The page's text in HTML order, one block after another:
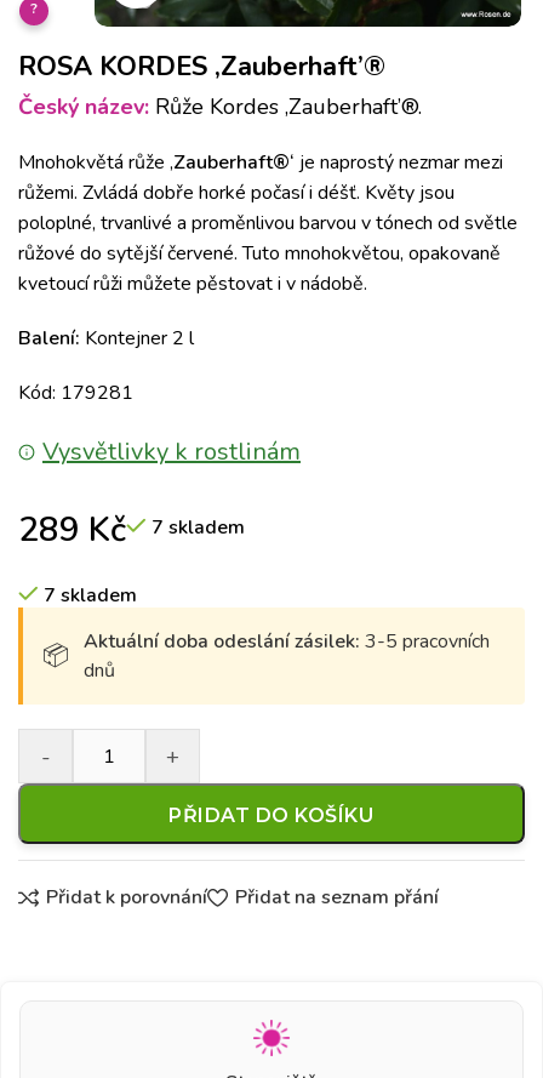
?
ROSA KORDES ‚Zauberhaft’®
Český název: Růže Kordes ‚Zauberhaft’®.
Mnohokvětá růže ‚Zauberhaft®‘ je naprostý nezmar mezi
růžemi. Zvládá dobře horké počasí i déšť. Květy jsou
poloplné, trvanlivé a proměnlivou barvou v tónech od světle
růžové do sytější červené. Tuto mnohokvětou, opakovaně
kvetoucí růži můžete pěstovat i v nádobě.
Balení: Kontejner 2 l
Kód: 179281
Vysvětlivky k rostlinám
289 Kč 7 skladem
7 skladem
Aktuální doba odeslání zásilek: 3-5 pracovních
dnů
PŘIDAT DO KOŠÍKU
Přidat k porovnání Přidat na seznam přání